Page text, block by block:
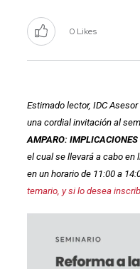
0 Likes
Estimado lector, IDC
una cordial invitación al
AMPARO:
el cual se llevará a cabo en
en un horario de 11:00 a
temario, y si lo desea